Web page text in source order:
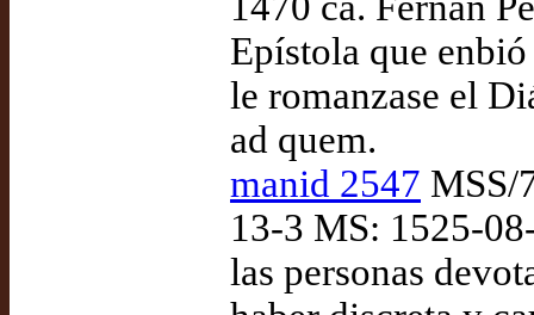
Epístola que
le romanzase el
ad quem.
manid 2547 MSS/
13-3 MS: 1525-
las personas